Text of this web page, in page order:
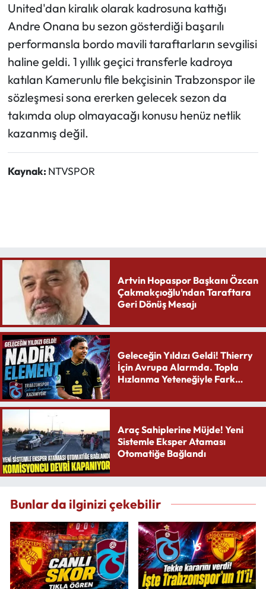
United'dan kiralık olarak kadrosuna kattığı
Andre Onana bu sezon gösterdiği başarılı
performansla bordo mavili taraftarların sevgilisi
haline geldi. 1 yıllık geçici transferle kadroya
katılan Kamerunlu file bekçisinin Trabzonspor ile
sözleşmesi sona ererken gelecek sezon da
takımda olup olmayacağı konusu henüz netlik
kazanmış değil.
Kaynak: NTVSPOR
Artvin Hopaspor Başkanı Özcan
Çakmakçıoğlu’ndan Taraftara
Geri Dönüş Mesajı
Geleceğin Yıldızı Geldi! Thierry
İçin Avrupa Alarmda. Topla
Hızlanma Yeteneğiyle Fark
Araç Sahiplerine Müjde! Yeni
Sistemle Eksper Ataması
Otomatiğe Bağlandı
Bunlar da ilginizi çekebilir